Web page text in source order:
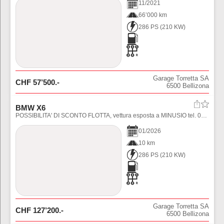
11/2021
66’000 km
286 PS (210 KW)
CHF 57’500.-
Garage Torretta SA
6500 Bellizona
BMW X6
POSSIBILITA' DI SCONTO FLOTTA, vettura esposta a MINUSIO tel. 091 735 89 31
01/2026
10 km
286 PS (210 KW)
CHF 127’200.-
Garage Torretta SA
6500 Bellizona